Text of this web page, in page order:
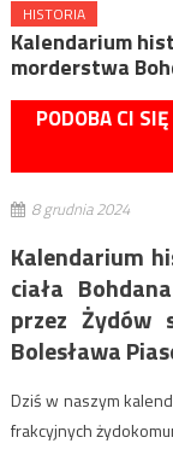
HISTORIA
Kalendarium
morderstwa
PODOBA CI
8 grudnia 2024
Kalendarium
ciała
przez Żydów
Bolesława
Dziś w naszym
frakcyjnych